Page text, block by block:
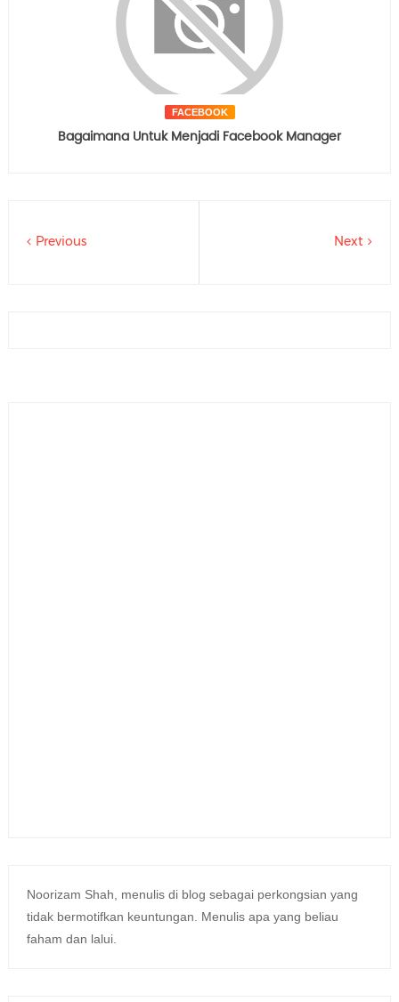
FACEBOOK
Bagaimana Untuk Menjadi Facebook Manager
Next
Previous
Noorizam Shah, menulis di blog sebagai perkongsian yang
tidak bermotifkan keuntungan. Menulis apa yang beliau
faham dan lalui.